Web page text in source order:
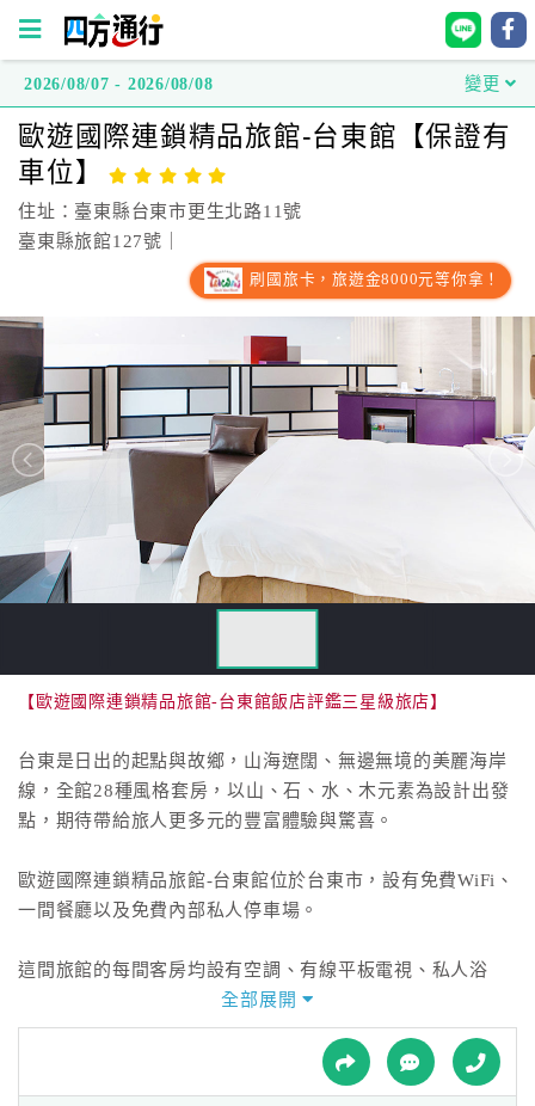
方
通
行
訂
台
灣
訂
房
接
跟
飯
房
HOT
特
色
宿
全
租
2026/08/07 - 2026/08/08 變更
歐遊國際連鎖精品旅館-台東館【保證有
車位】
住址：臺東縣台東市更生北路11號
臺東縣旅館127號｜
刷國旅卡，旅遊金8000元等你拿！
【歐遊國際連鎖精品旅館-台東館飯店評鑑三星級旅店】
台東是日出的起點與故鄉，山海遼闊、無邊無境的美麗海岸
線，全館28種風格套房，以山、石、水、木元素為設計出發
點，期待帶給旅人更多元的豐富體驗與驚喜。
歐遊國際連鎖精品旅館-台東館位於台東市，設有免費WiFi、
一間餐廳以及免費內部私人停車場。
這間旅館的每間客房均設有空調、有線平板電視、私人浴
室、拖鞋以及免費洗浴用品。
全部展開